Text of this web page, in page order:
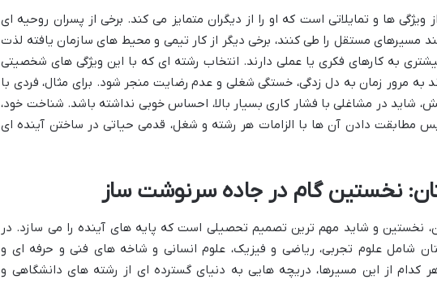
ها و تمایلاتی است که او را از دیگران متمایز می کند. برخی از پسران روحیه ای
مسیرهای مستقل را طی کنند، برخی دیگر از کار تیمی و محیط های سازمان یافته لذت
به کارهای فکری یا عملی دارند. انتخاب رشته ای که با این ویژگی های شخصیتی
به مرور زمان به دل زدگی، خستگی شغلی و عدم رضایت منجر شود. برای مثال، فردی با
شاید در مشاغلی با فشار کاری بسیار بالا، احساس خوبی نداشته باشد. شناخت خود،
مطابقت دادن آن ها با الزامات هر رشته و شغل، قدمی حیاتی در ساختن آینده ای
نخستین گام در جاده سرنوشت ساز
نخستین و شاید مهم ترین تصمیم تحصیلی است که پایه های آینده را می سازد. در
شامل علوم تجربی، ریاضی و فیزیک، علوم انسانی و شاخه های فنی و حرفه ای و
کدام از این مسیرها، دریچه هایی به دنیای گسترده ای از رشته های دانشگاهی و